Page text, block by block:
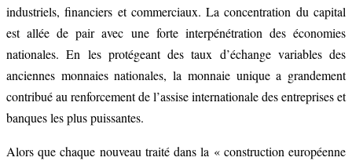
industriels, financiers et commerciaux. La concentration du capital
est allée de pair avec une forte interpénétration des économies
nationales. En les protégeant des taux d’échange variables des
anciennes monnaies nationales, la monnaie unique a grandement
contribué au renforcement de l’assise internationale des entreprises et
banques les plus puissantes.
Alors que chaque nouveau traité dans la « construction européenne